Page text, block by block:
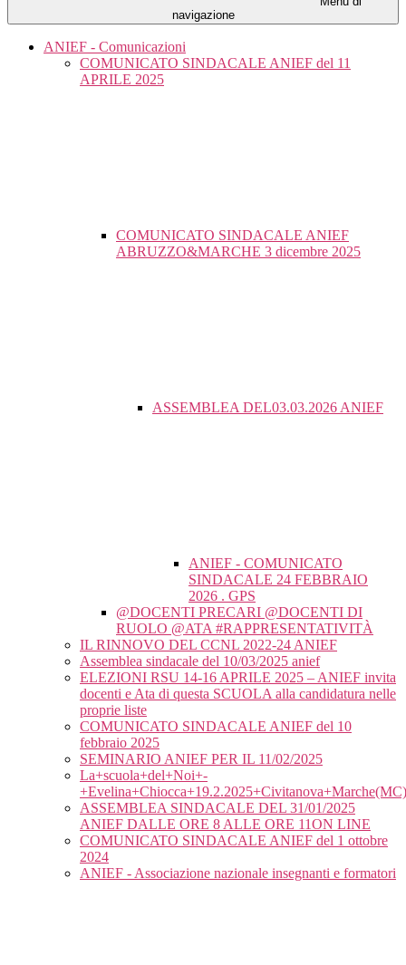
navigazione
ANIEF - Comunicazioni
COMUNICATO SINDACALE ANIEF del 11
APRILE 2025
COMUNICATO SINDACALE ANIEF
ABRUZZO&MARCHE 3 dicembre 2025
ASSEMBLEA DEL03.03.2026 ANIEF
ANIEF - COMUNICATO
SINDACALE 24 FEBBRAIO
2026 . GPS
@DOCENTI PRECARI @DOCENTI DI
RUOLO @ATA #RAPPRESENTATIVITÀ
IL RINNOVO DEL CCNL 2022-24 ANIEF
Assemblea sindacale del 10/03/2025 anief
ELEZIONI RSU 14-16 APRILE 2025 – ANIEF invita
docenti e Ata di questa SCUOLA alla candidatura nelle
proprie liste
COMUNICATO SINDACALE ANIEF del 10
febbraio 2025
SEMINARIO ANIEF PER IL 11/02/2025
La+scuola+del+Noi+-
+Evelina+Chiocca+19.2.2025+Civitanova+Marche(MC)
ASSEMBLEA SINDACALE DEL 31/01/2025
ANIEF DALLE ORE 8 ALLE ORE 11ON LINE
COMUNICATO SINDACALE ANIEF del 1 ottobre
2024
ANIEF - Associazione nazionale insegnanti e formatori